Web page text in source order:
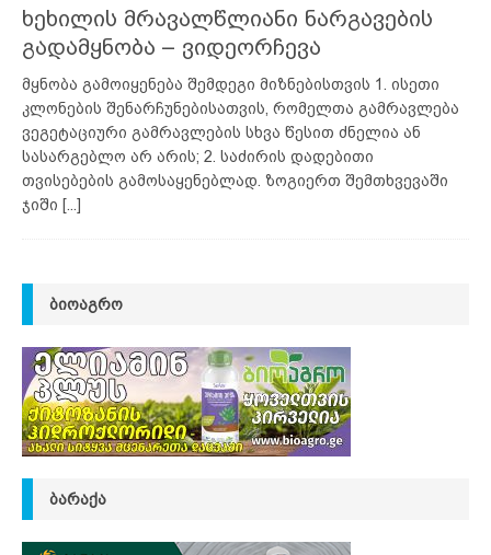
ხეხილის მრავალწლიანი ნარგავების
გადამყნობა – ვიდეორჩევა
მყნობა გამოიყენება შემდეგი მიზნებისთვის 1. ისეთი
კლონების შენარჩუნებისათვის, რომელთა გამრავლება
ვეგეტაციური გამრავლების სხვა წესით ძნელია ან
სასარგებლო არ არის; 2. საძირის დადებითი
თვისებების გამოსაყენებლად. ზოგიერთ შემთხვევაში
ჯიში [...]
ᲑᲘᲝᲐᲒᲠᲝ
ᲑᲐᲠᲐᲥᲐ